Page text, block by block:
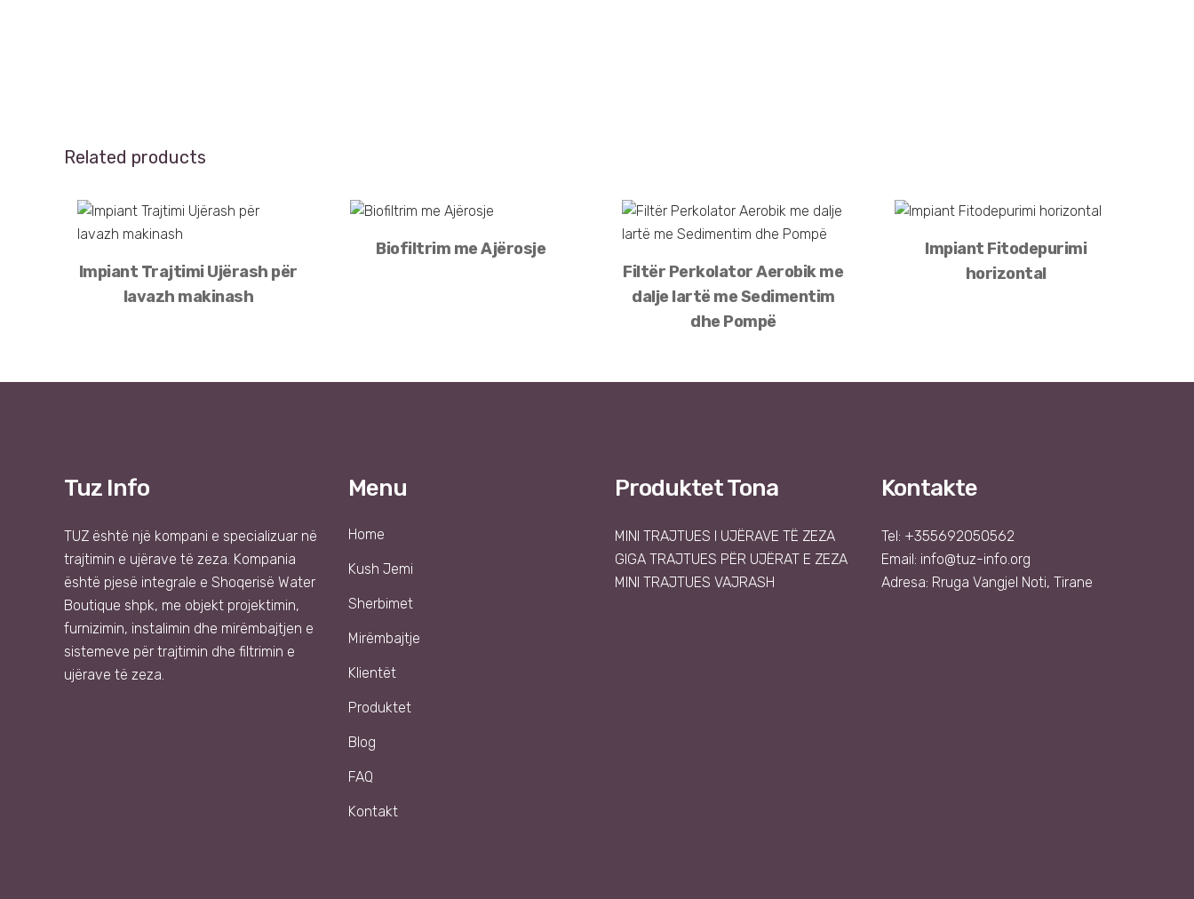
Related products
Impiant Trajtimi Ujërash për
lavazh makinash
Biofiltrim me Ajërosje
Filtër Perkolator Aerobik me
dalje lartë me Sedimentim
dhe Pompë
Impiant Fitodepurimi
horizontal
Tuz Info
TUZ është një kompani e specializuar në
trajtimin e ujërave të zeza. Kompania
është pjesë integrale e Shoqerisë Water
Boutique shpk, me objekt projektimin,
furnizimin, instalimin dhe mirëmbajtjen e
sistemeve për trajtimin dhe filtrimin e
ujërave të zeza.
Menu
Home
Kush Jemi
Sherbimet
Mirëmbajtje
Klientët
Produktet
Blog
FAQ
Kontakt
Produktet Tona
MINI TRAJTUES I UJËRAVE TË ZEZA
GIGA TRAJTUES PËR UJËRAT E ZEZA
MINI TRAJTUES VAJRASH
Kontakte
Tel: +355692050562
Email: info@tuz-info.org
Adresa: Rruga Vangjel Noti, Tirane